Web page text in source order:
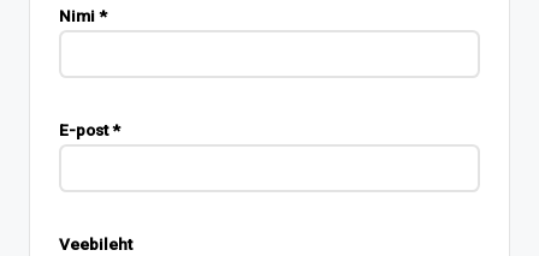
Nimi*
E-post*
Veebileht